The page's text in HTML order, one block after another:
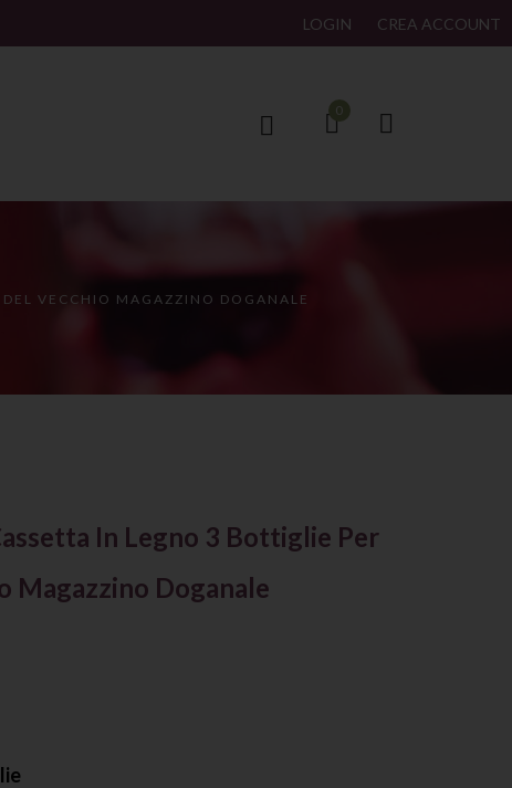
LOGIN CREA ACCOUNT
0
VECCHIO MAGAZZINO DOGANALE
In Legno 3 Bottiglie Per
Magazzino Doganale